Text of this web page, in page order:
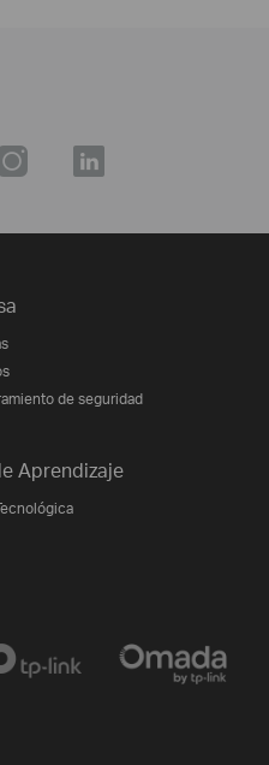
de seguridad
Aprendizaje